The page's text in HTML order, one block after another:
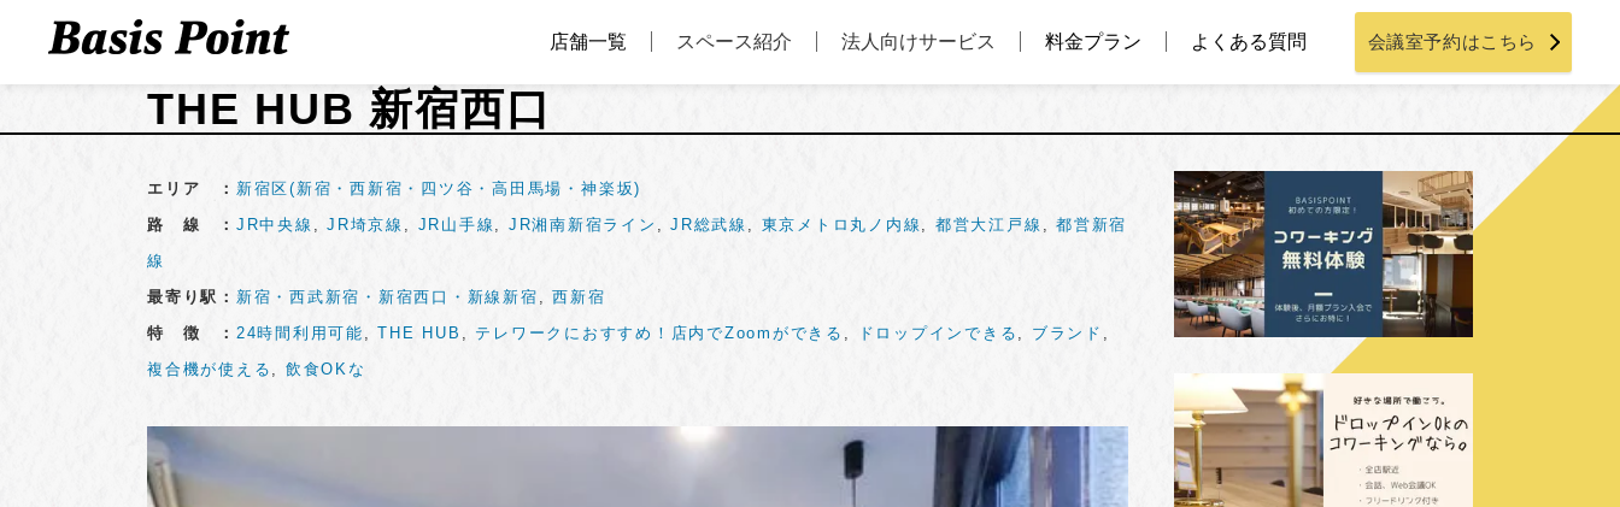
店舗一覧 スペース紹介 法人向けサービス 料金プラン よくある質問 会議室予約はこちら
THE HUB 新宿西口
エリア ： 新宿区(新宿・西新宿・四ツ谷・高田馬場・神楽坂)
路 線 ： JR中央線 ,JR埼京線 , JR山手線 , JR湘南新宿ライン ,JR総武線 , 東京メトロ丸ノ内線 , 都営大江戸線 ,都営新宿
線
最寄り駅： 新宿・西武新宿・新宿西口・新線新宿 ,西新宿
特 徴 ： 24時間利用可能 ,THE HUB , テレワークにおすすめ！店内でZoomができる , ドロップインできる , ブランド ,
複合機が使える , 飲食OKな